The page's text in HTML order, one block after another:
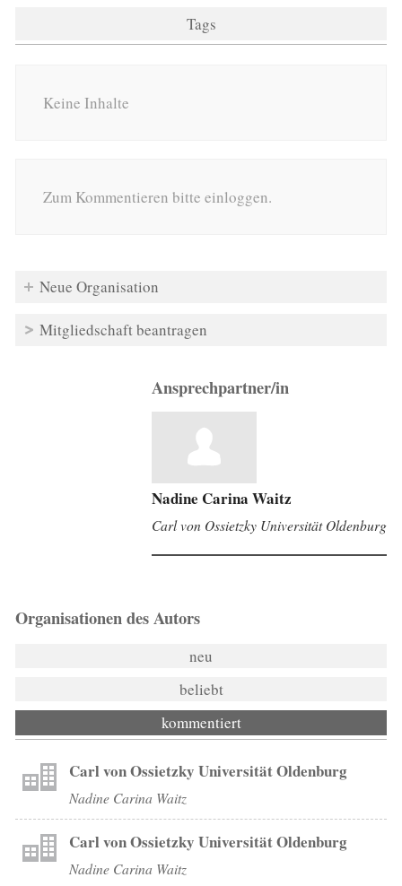
Tags
Keine Inhalte
Zum Kommentieren bitte einloggen.
Neue Organisation
Mitgliedschaft beantragen
Ansprechpartner/in
Nadine Carina Waitz
Carl von Ossietzky Universität Oldenburg
Organisationen des Autors
neu
beliebt
kommentiert
Carl von Ossietzky Universität Oldenburg
Nadine Carina Waitz
Carl von Ossietzky Universität Oldenburg
Nadine Carina Waitz